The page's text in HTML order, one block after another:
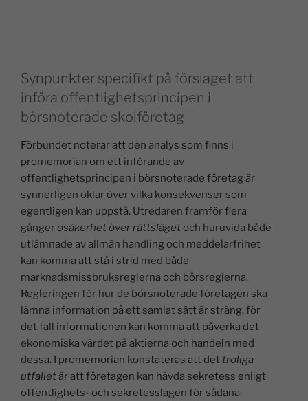
Synpunkter specifikt på förslaget att
införa offentlighetsprincipen i
börsnoterade skolföretag
Förbundet noterar att den analys som finns i
promemorian om ett införande av
offentlighetsprincipen i börsnoterade företag är
synnerligen oklar över vilka konsekvenser som
egentligen kan uppstå. Utredaren framför flera
gångerosäkerhet över rättsläget och huruvida både
utlämnade av allmän handling och meddelarfrihet
kan komma att stå i strid med både
marknadsmissbruksreglerna och börsreglerna.
Regleringen för hur de börsnoterade företagen ska
lämna information på ett samlat sätt är sträng, för
det fall informationen kan komma att påverka det
ekonomiska värdet på aktierna och handeln med
dessa. I promemorian konstateras att det troliga
utfalletär att företagen kan hävda sekretess enligt
offentlighets- och sekretesslagen för sådana